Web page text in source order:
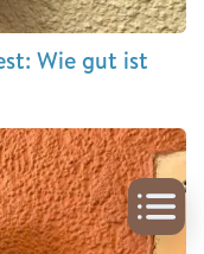
Wie gut ist